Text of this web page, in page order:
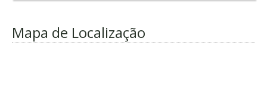
Mapa de Localização